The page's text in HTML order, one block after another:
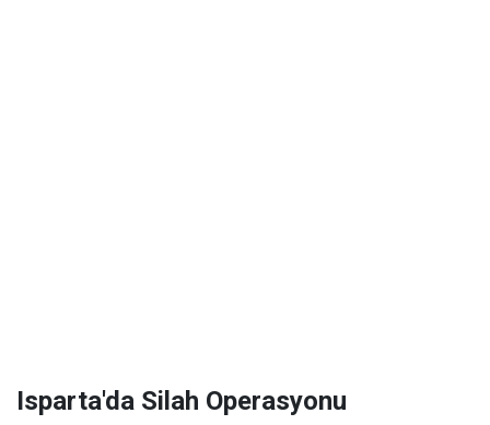
Isparta'da Silah Operasyonu